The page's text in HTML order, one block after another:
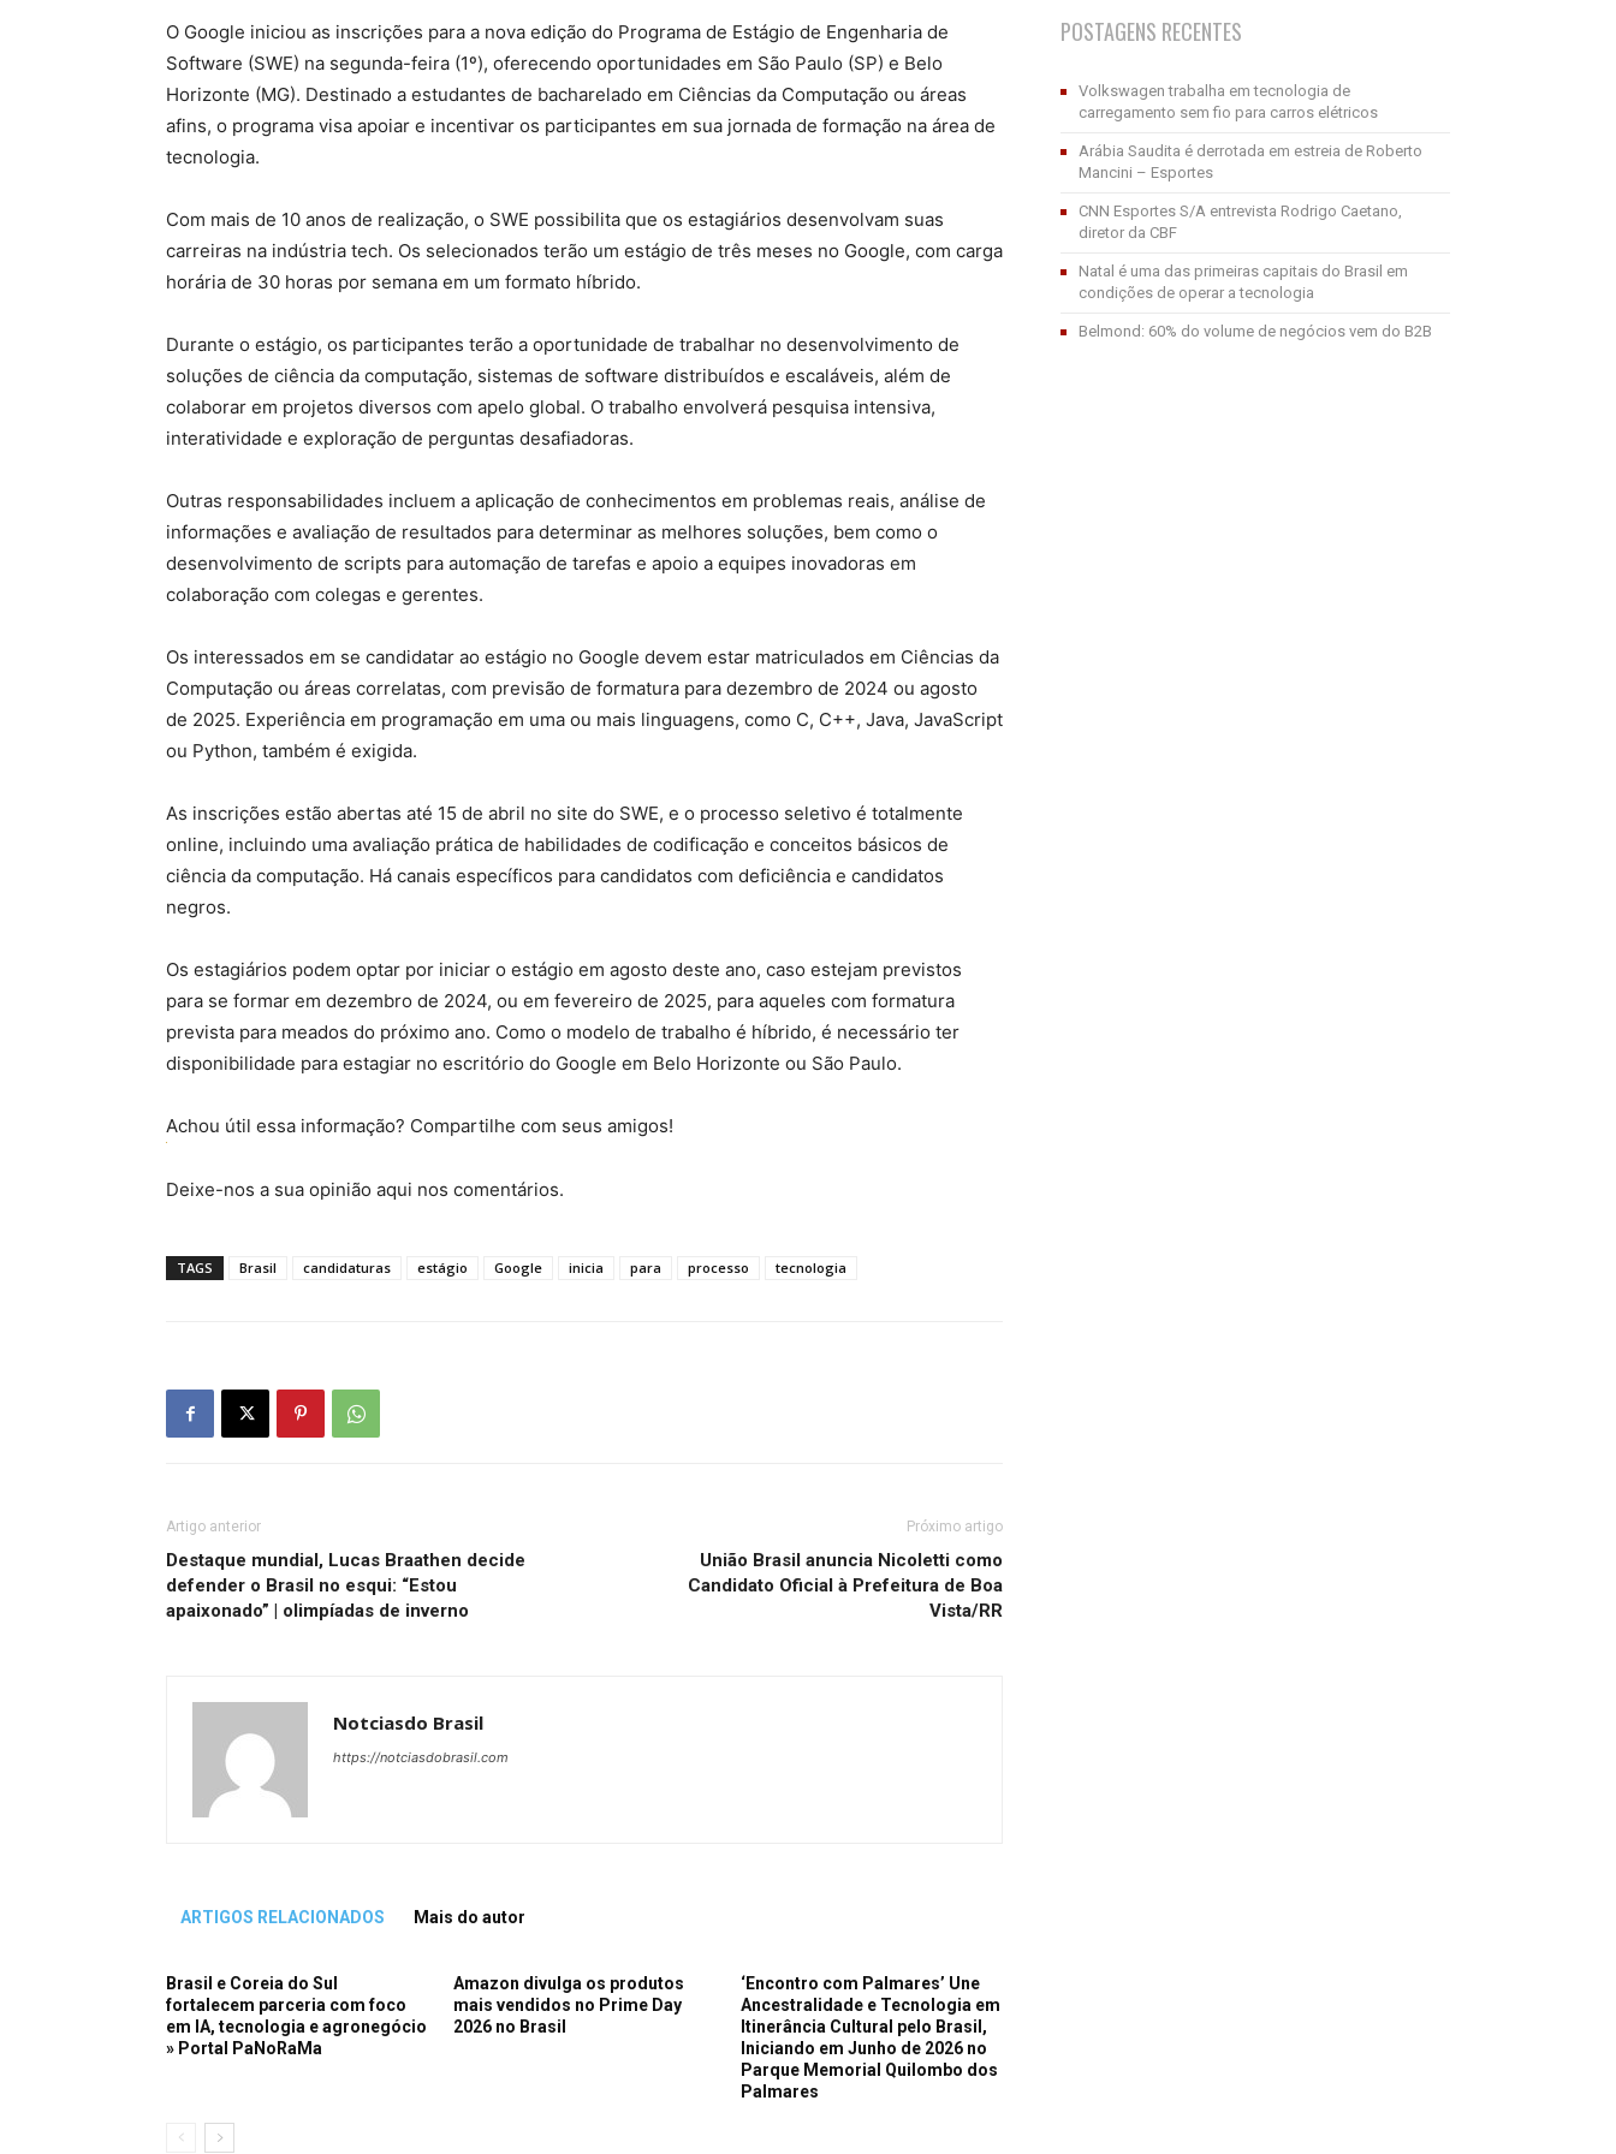
O Google iniciou as inscrições para a nova edição do Programa de Estágio de Engenharia de
Software (SWE) na segunda-feira (1º), oferecendo oportunidades em São Paulo (SP) e Belo
Horizonte (MG). Destinado a estudantes de bacharelado em Ciências da Computação ou áreas
afins, o programa visa apoiar e incentivar os participantes em sua jornada de formação na área de
tecnologia.
Com mais de 10 anos de realização, o SWE possibilita que os estagiários desenvolvam suas
carreiras na indústria tech. Os selecionados terão um estágio de três meses no Google, com carga
horária de 30 horas por semana em um formato híbrido.
Durante o estágio, os participantes terão a oportunidade de trabalhar no desenvolvimento de
soluções de ciência da computação, sistemas de software distribuídos e escaláveis, além de
colaborar em projetos diversos com apelo global. O trabalho envolverá pesquisa intensiva,
interatividade e exploração de perguntas desafiadoras.
Outras responsabilidades incluem a aplicação de conhecimentos em problemas reais, análise de
informações e avaliação de resultados para determinar as melhores soluções, bem como o
desenvolvimento de scripts para automação de tarefas e apoio a equipes inovadoras em
colaboração com colegas e gerentes.
Os interessados em se candidatar ao estágio no Google devem estar matriculados em Ciências da
Computação ou áreas correlatas, com previsão de formatura para dezembro de 2024 ou agosto
de 2025. Experiência em programação em uma ou mais linguagens, como C, C++, Java, JavaScript
ou Python, também é exigida.
As inscrições estão abertas até 15 de abril no site do SWE, e o processo seletivo é totalmente
online, incluindo uma avaliação prática de habilidades de codificação e conceitos básicos de
ciência da computação. Há canais específicos para candidatos com deficiência e candidatos
negros.
Os estagiários podem optar por iniciar o estágio em agosto deste ano, caso estejam previstos
para se formar em dezembro de 2024, ou em fevereiro de 2025, para aqueles com formatura
prevista para meados do próximo ano. Como o modelo de trabalho é híbrido, é necessário ter
disponibilidade para estagiar no escritório do Google em Belo Horizonte ou São Paulo.
Achou útil essa informação? Compartilhe com seus amigos!
Deixe-nos a sua opinião aqui nos comentários.
TAGS Brasil candidaturas estágio Google inicia para processo tecnologia
Artigo anterior
Destaque mundial, Lucas Braathen decide
defender o Brasil no esqui: “Estou
apaixonado” | olimpíadas de inverno
Próximo artigo
União Brasil anuncia Nicoletti como
Candidato Oficial à Prefeitura de Boa
Vista/RR
Notciasdo Brasil
https://notciasdobrasil.com
ARTIGOS RELACIONADOS Mais do autor
Brasil e Coreia do Sul
fortalecem parceria com foco
em IA, tecnologia e agronegócio
» Portal PaNoRaMa
Amazon divulga os produtos
mais vendidos no Prime Day
2026 no Brasil
‘Encontro com Palmares’ Une
Ancestralidade e Tecnologia em
Itinerância Cultural pelo Brasil,
Iniciando em Junho de 2026 no
Parque Memorial Quilombo dos
Palmares
POSTAGENS RECENTES
Volkswagen trabalha em tecnologia de
carregamento sem fio para carros elétricos
Arábia Saudita é derrotada em estreia de Roberto
Mancini – Esportes
CNN Esportes S/A entrevista Rodrigo Caetano,
diretor da CBF
Natal é uma das primeiras capitais do Brasil em
condições de operar a tecnologia
Belmond: 60% do volume de negócios vem do B2B